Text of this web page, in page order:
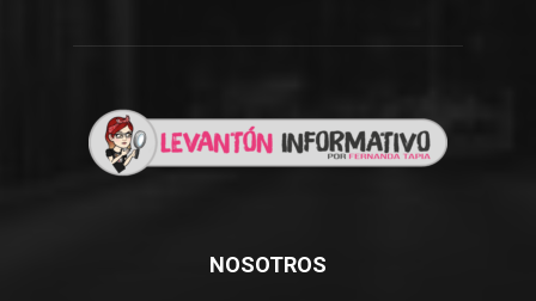
NOSOTROS